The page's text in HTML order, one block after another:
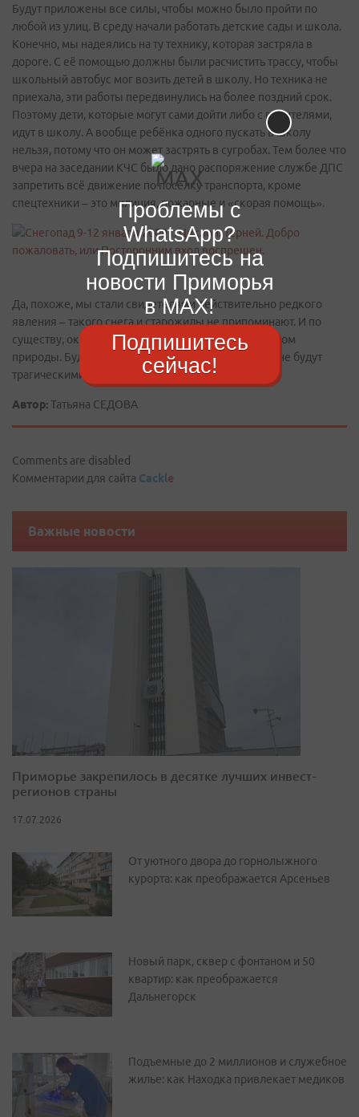
Будут приложены все силы, чтобы можно было пройти по
любой из улиц. В среду начали работать детские сады и школа.
Конечно, мы надеялись на ту технику, которая застряла в
дороге. С её помощью должны были расчистить трассу, чтобы
школьный автобус мог возить детей в школу. Но техника не
приехала, эти работы передвинулись на более поздний срок.
Поэтому дети, которые могут сами дойти либо с родителями,
идут в школу. А вообще ребёнка одного пускать в школу
нельзя, потому что он может застрять в сугробах. Тем более что
вчера на заседании КЧС было дано распоряжение службе ДПС
запретить всё движение по посёлку транспорта, кроме
спецтехники – это милиция, пожарные и «скорая помощь».
Да, похоже, мы стали свидетелями действительно редкого
явления – такого снега и старожилы не припоминают. И по
существу, оказались беспомощными перед капризом
природы. Будем надеяться, что последствия этого не будут
трагическими, а послужат нам уроком.
Автор:Татьяна СЕДОВА
Comments are disabled
Комментарии для сайта Cackle
Важные новости
Приморье закрепилось в десятке лучших инвест-
регионов страны
17.07.2026
От уютного двора до горнолыжного
курорта: как преображается Арсеньев
Новый парк, сквер с фонтаном и 50
квартир: как преображается
Дальнегорск
Подъемные до 2 миллионов и служебное
жилье: как Находка привлекает медиков
Проблемы с
WhatsApp?
Подпишитесь на
новости Приморья
в MAX!
Подпишитесь
сейчас!